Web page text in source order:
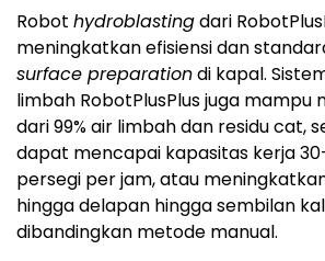
Robot hydroblastingdari
meningkatkan efisiensi dan
surface preparationdi kapal.
limbah RobotPlusPlus juga mampu
dari 99% air limbah dan residu cat,
dapat mencapai kapasitas kerja
persegi per jam, atau
hingga delapan hingga sembilan
dibandingkan metode manual.